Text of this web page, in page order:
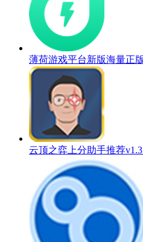
薄荷游戏平台新版海量正
云顶之弈上分助手推荐